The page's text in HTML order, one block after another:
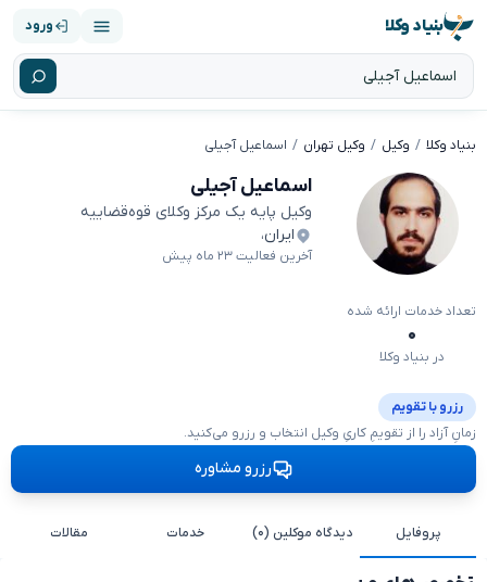
بنیاد وکلا ورود
بنیاد وکلا وکیل وکیل تهران اسماعیل آجیلی
اسماعیل آجیلی
وکیل پایه یک مرکز وکلای قوه‌قضاییه
ایران،
آخرین فعالیت ۲۳ ماه پیش
تعداد خدمات ارائه شده
۰
در بنیاد وکلا
رزرو با تقویم
زمانِ آزاد را از تقویمِ کاریِ وکیل انتخاب و رزرو می‌کنید.
رزرو مشاوره
پروفایل دیدگاه موکلین (۰) خدمات مقالات